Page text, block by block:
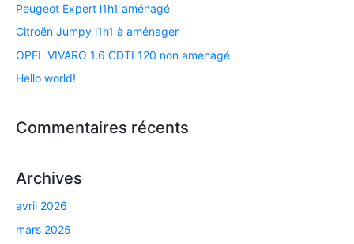
Peugeot Expert l1h1 aménagé
Citroën Jumpy l1h1 à aménager
OPEL VIVARO 1.6 CDTI 120 non aménagé​
Hello world!
Commentaires récents
Archives
avril 2026
mars 2025